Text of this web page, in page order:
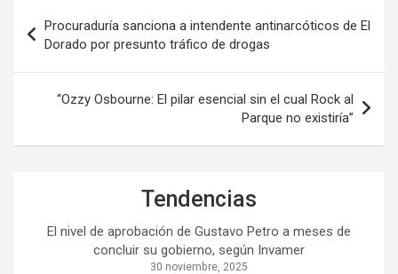
de
entradas
Procuraduría sanciona a intendente antinarcóticos de El
Dorado por presunto tráfico de drogas
“Ozzy Osbourne: El pilar esencial sin el cual Rock al
Parque no existiría”
Tendencias
El nivel de aprobación de Gustavo Petro a meses de
concluir su gobierno, según Invamer
30 noviembre, 2025